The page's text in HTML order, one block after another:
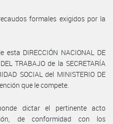
formales exigidos por la
DIRECCIÓN NACIONAL DE
TRABAJO de la SECRETARÍA
SOCIAL del MINISTERIO DE
que le compete.
dictar el pertinente acto
de conformidad con los